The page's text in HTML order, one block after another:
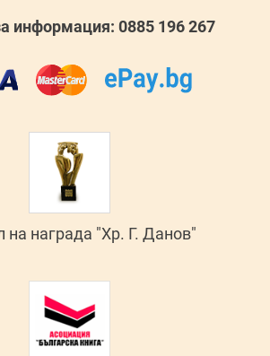
информация: 0885 196 267
на награда "Хр. Г. Данов"